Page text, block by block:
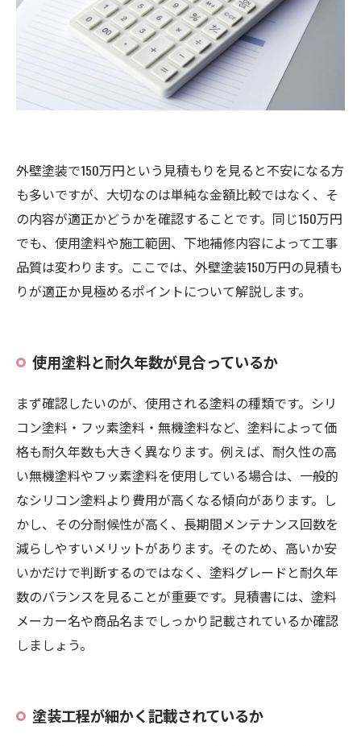
外壁塗装で150万円という見積もりを見ると不安になる方
も多いですが、大切なのは単純な金額比較ではなく、そ
の内容が適正かどうかを確認することです。同じ150万円
でも、使用塗料や施工範囲、下地補修内容によって工事
品質は変わります。ここでは、外壁塗装150万円の見積も
りが適正か見極めるポイントについて解説します。
使用塗料と耐久年数が見合っているか
まず確認したいのが、使用される塗料の種類です。シリ
コン塗料・フッ素塗料・無機塗料など、塗料によって価
格も耐久年数も大きく異なります。例えば、耐久性の高
い無機塗料やフッ素塗料を使用している場合は、一般的
なシリコン塗料より費用が高くなる傾向があります。し
かし、その分耐候性が高く、長期間メンテナンス回数を
減らしやすいメリットがあります。そのため、高いか安
いかだけで判断するのではなく、塗料グレードと耐久年
数のバランスを見ることが重要です。見積書には、塗料
メーカー名や商品名までしっかり記載されているか確認
しましょう。
塗装工程が細かく記載されているか